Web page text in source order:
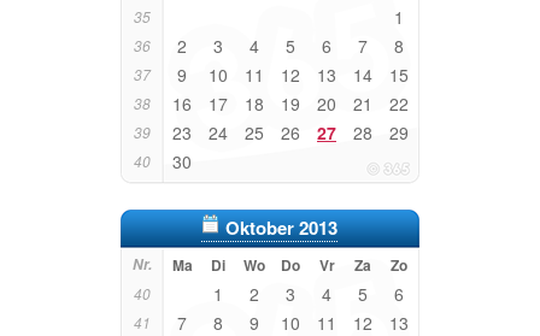
35 1
36 2 3 4 5 6 7 8
37 9 10 11 12 13 14 15
38 16 17 18 19 20 21 22
39 23 24 25 26 27 28 29
40 30
Oktober 2013
Nr. Ma Di Wo Do Vr Za Zo
40 1 2 3 4 5 6
41 7 8 9 10 11 12 13